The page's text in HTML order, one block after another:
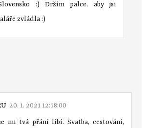
:) Držím palce, aby jsi
zvládla :)
20. 1. 2021 12:58:00
mi tvá přání líbí. Svatba, cestování,